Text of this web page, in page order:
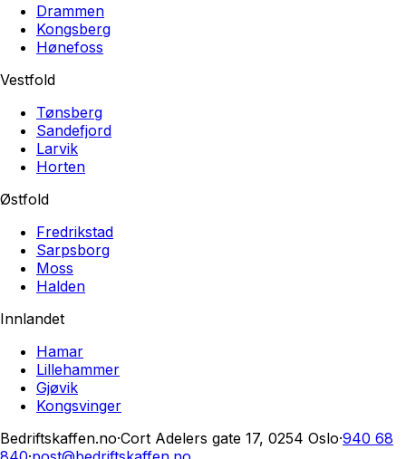
Drammen
Kongsberg
Hønefoss
Vestfold
Tønsberg
Sandefjord
Larvik
Horten
Østfold
Fredrikstad
Sarpsborg
Moss
Halden
Innlandet
Hamar
Lillehammer
Gjøvik
Kongsvinger
Bedriftskaffen.no·Cort Adelers gate 17, 0254 Oslo·940 68